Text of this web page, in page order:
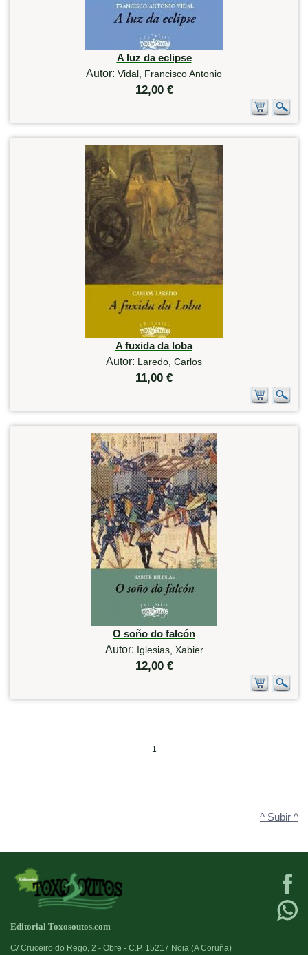
A luz da eclipse
Autor: Vidal, Francisco Antonio
12,00 €
A fuxida da loba
Autor: Laredo, Carlos
11,00 €
O soño do falcón
Autor: Iglesias, Xabier
12,00 €
1
^ Subir ^
Editorial Toxosoutos.com
C/ Cruceiro do Rego, 2 - Obre - C.P. 15217 Noia (A Coruña)